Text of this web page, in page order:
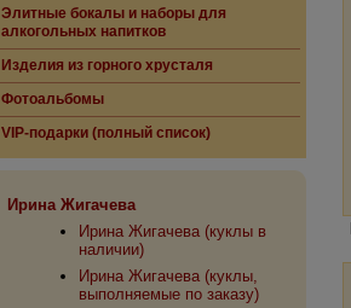
Элитные бокалы и наборы для
алкогольных напитков
Изделия из горного хрусталя
Фотоальбомы
VIP-подарки (полный список)
Ирина Жигачева
Ирина Жигачева (куклы в
наличии)
Ирина Жигачева (куклы,
выполняемые по заказу)